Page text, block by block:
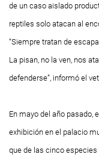
de un caso aislado
reptiles solo atacan al
“Siempre tratan de
La pisan, no la ven, nos
defenderse”, informó el
En mayo del año pasado,
exhibición en el palacio
que de las cinco